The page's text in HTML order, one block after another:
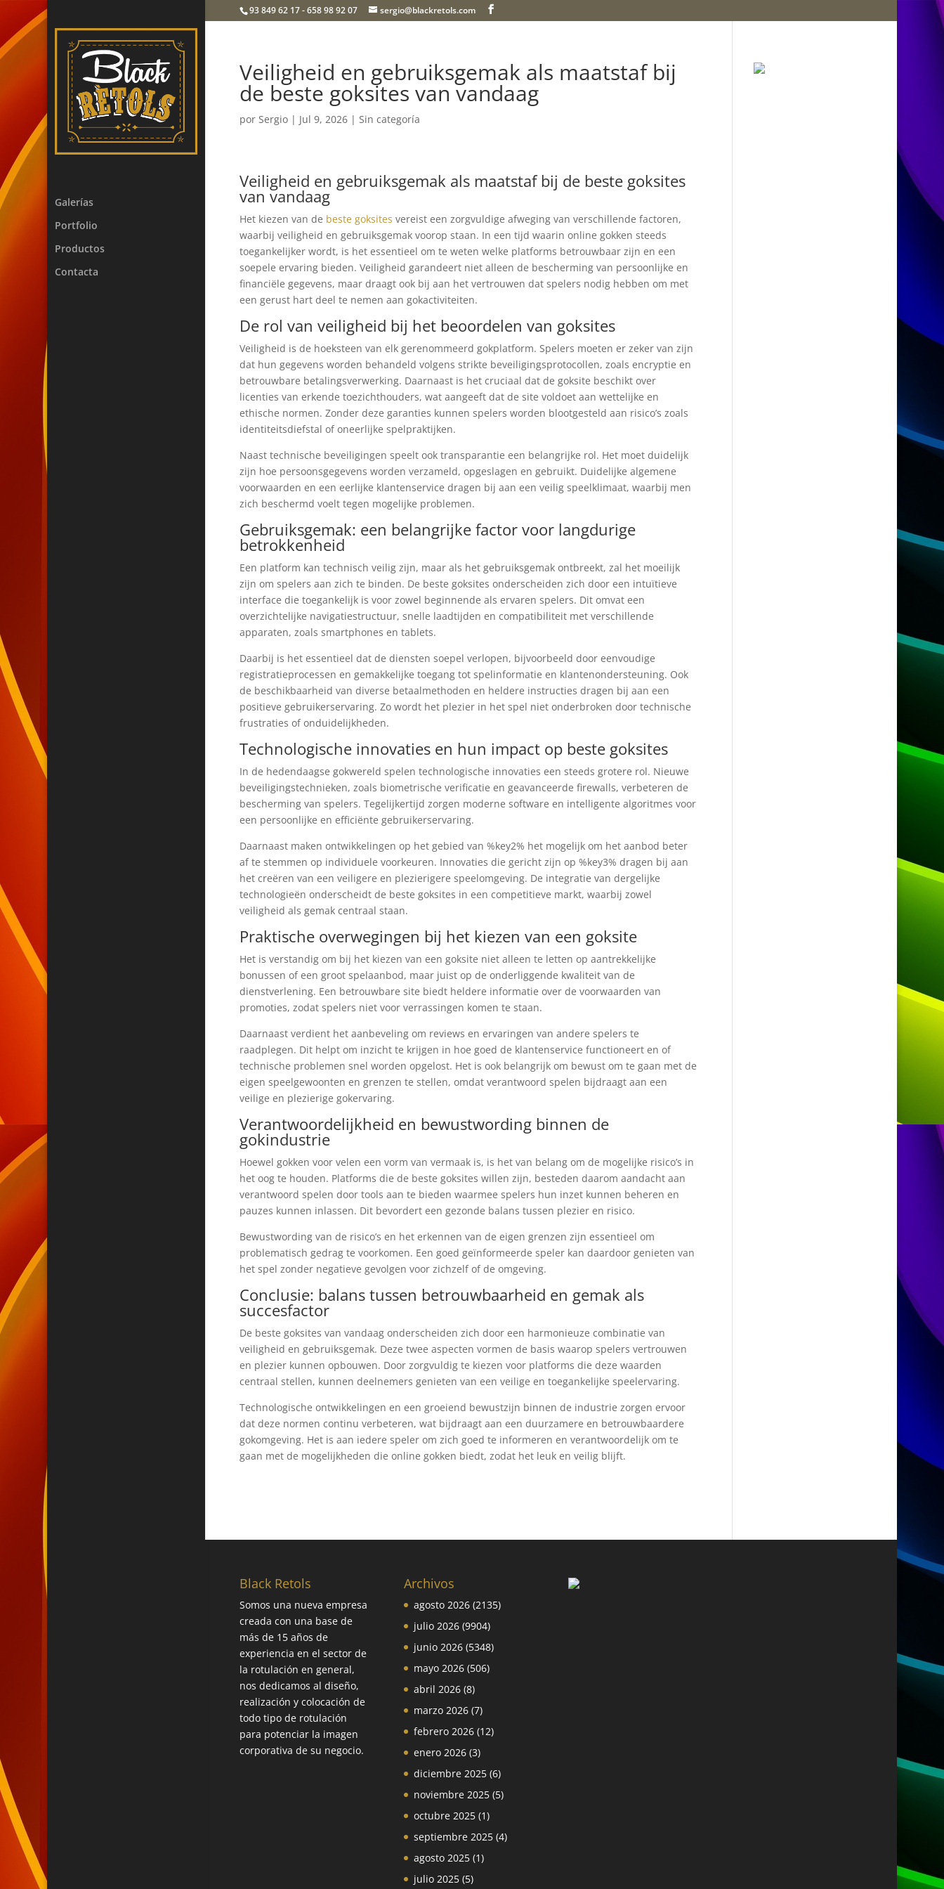
93 849 62 17 - 658 98 92 07 sergio@blackretols.com
Galerías
Portfolio
Productos
Contacta
Veiligheid en gebruiksgemak als maatstaf bij
de beste goksites van vandaag
porSergio | Jul 9, 2026 | Sin categoría
Veiligheid en gebruiksgemak als maatstaf bij de beste goksites
van vandaag
Het kiezen van de beste goksites vereist een zorgvuldige afweging van verschillende factoren,
waarbij veiligheid en gebruiksgemak voorop staan. In een tijd waarin online gokken steeds
toegankelijker wordt, is het essentieel om te weten welke platforms betrouwbaar zijn en een
soepele ervaring bieden. Veiligheid garandeert niet alleen de bescherming van persoonlijke en
financiële gegevens, maar draagt ook bij aan het vertrouwen dat spelers nodig hebben om met
een gerust hart deel te nemen aan gokactiviteiten.
De rol van veiligheid bij het beoordelen van goksites
Veiligheid is de hoeksteen van elk gerenommeerd gokplatform. Spelers moeten er zeker van zijn
dat hun gegevens worden behandeld volgens strikte beveiligingsprotocollen, zoals encryptie en
betrouwbare betalingsverwerking. Daarnaast is het cruciaal dat de goksite beschikt over
licenties van erkende toezichthouders, wat aangeeft dat de site voldoet aan wettelijke en
ethische normen. Zonder deze garanties kunnen spelers worden blootgesteld aan risico’s zoals
identiteitsdiefstal of oneerlijke spelpraktijken.
Naast technische beveiligingen speelt ook transparantie een belangrijke rol. Het moet duidelijk
zijn hoe persoonsgegevens worden verzameld, opgeslagen en gebruikt. Duidelijke algemene
voorwaarden en een eerlijke klantenservice dragen bij aan een veilig speelklimaat, waarbij men
zich beschermd voelt tegen mogelijke problemen.
Gebruiksgemak: een belangrijke factor voor langdurige
betrokkenheid
Een platform kan technisch veilig zijn, maar als het gebruiksgemak ontbreekt, zal het moeilijk
zijn om spelers aan zich te binden. De beste goksites onderscheiden zich door een intuïtieve
interface die toegankelijk is voor zowel beginnende als ervaren spelers. Dit omvat een
overzichtelijke navigatiestructuur, snelle laadtijden en compatibiliteit met verschillende
apparaten, zoals smartphones en tablets.
Daarbij is het essentieel dat de diensten soepel verlopen, bijvoorbeeld door eenvoudige
registratieprocessen en gemakkelijke toegang tot spelinformatie en klantenondersteuning. Ook
de beschikbaarheid van diverse betaalmethoden en heldere instructies dragen bij aan een
positieve gebruikerservaring. Zo wordt het plezier in het spel niet onderbroken door technische
frustraties of onduidelijkheden.
Technologische innovaties en hun impact op beste goksites
In de hedendaagse gokwereld spelen technologische innovaties een steeds grotere rol. Nieuwe
beveiligingstechnieken, zoals biometrische verificatie en geavanceerde firewalls, verbeteren de
bescherming van spelers. Tegelijkertijd zorgen moderne software en intelligente algoritmes voor
een persoonlijke en efficiënte gebruikerservaring.
Daarnaast maken ontwikkelingen op het gebied van %key2% het mogelijk om het aanbod beter
af te stemmen op individuele voorkeuren. Innovaties die gericht zijn op %key3% dragen bij aan
het creëren van een veiligere en plezierigere speelomgeving. De integratie van dergelijke
technologieën onderscheidt de beste goksites in een competitieve markt, waarbij zowel
veiligheid als gemak centraal staan.
Praktische overwegingen bij het kiezen van een goksite
Het is verstandig om bij het kiezen van een goksite niet alleen te letten op aantrekkelijke
bonussen of een groot spelaanbod, maar juist op de onderliggende kwaliteit van de
dienstverlening. Een betrouwbare site biedt heldere informatie over de voorwaarden van
promoties, zodat spelers niet voor verrassingen komen te staan.
Daarnaast verdient het aanbeveling om reviews en ervaringen van andere spelers te
raadplegen. Dit helpt om inzicht te krijgen in hoe goed de klantenservice functioneert en of
technische problemen snel worden opgelost. Het is ook belangrijk om bewust om te gaan met de
eigen speelgewoonten en grenzen te stellen, omdat verantwoord spelen bijdraagt aan een
veilige en plezierige gokervaring.
Verantwoordelijkheid en bewustwording binnen de
gokindustrie
Hoewel gokken voor velen een vorm van vermaak is, is het van belang om de mogelijke risico’s in
het oog te houden. Platforms die de beste goksites willen zijn, besteden daarom aandacht aan
verantwoord spelen door tools aan te bieden waarmee spelers hun inzet kunnen beheren en
pauzes kunnen inlassen. Dit bevordert een gezonde balans tussen plezier en risico.
Bewustwording van de risico’s en het erkennen van de eigen grenzen zijn essentieel om
problematisch gedrag te voorkomen. Een goed geïnformeerde speler kan daardoor genieten van
het spel zonder negatieve gevolgen voor zichzelf of de omgeving.
Conclusie: balans tussen betrouwbaarheid en gemak als
succesfactor
De beste goksites van vandaag onderscheiden zich door een harmonieuze combinatie van
veiligheid en gebruiksgemak. Deze twee aspecten vormen de basis waarop spelers vertrouwen
en plezier kunnen opbouwen. Door zorgvuldig te kiezen voor platforms die deze waarden
centraal stellen, kunnen deelnemers genieten van een veilige en toegankelijke speelervaring.
Technologische ontwikkelingen en een groeiend bewustzijn binnen de industrie zorgen ervoor
dat deze normen continu verbeteren, wat bijdraagt aan een duurzamere en betrouwbaardere
gokomgeving. Het is aan iedere speler om zich goed te informeren en verantwoordelijk om te
gaan met de mogelijkheden die online gokken biedt, zodat het leuk en veilig blijft.
Black Retols
Somos una nueva empresa
creada con una base de
más de 15 años de
experiencia en el sector de
la rotulación en general,
nos dedicamos al diseño,
realización y colocación de
todo tipo de rotulación
para potenciar la imagen
corporativa de su negocio.
Archivos
agosto 2026 (2135)
julio 2026 (9904)
junio 2026 (5348)
mayo 2026 (506)
abril 2026 (8)
marzo 2026 (7)
febrero 2026 (12)
enero 2026 (3)
diciembre 2025 (6)
noviembre 2025 (5)
octubre 2025 (1)
septiembre 2025 (4)
agosto 2025 (1)
julio 2025 (5)